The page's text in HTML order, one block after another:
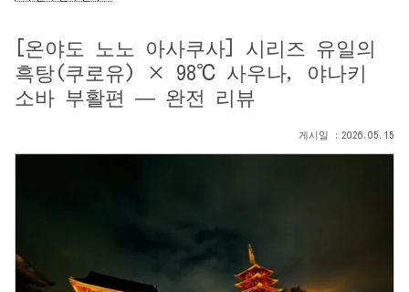
[온야도 노노 아사쿠사] 시리즈 유일의
흑탕(쿠로유) × 98℃ 사우나, 야나키
소바 부활편 — 완전 리뷰
2026.05.15